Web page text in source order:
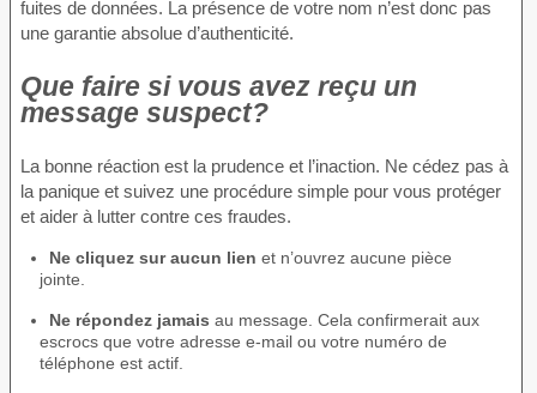
fuites de données. La présence de votre nom n’est donc pas
une garantie absolue d’authenticité.
Que faire si vous avez reçu un
message suspect?
La bonne réaction est la prudence et l’inaction. Ne cédez pas à
la panique et suivez une procédure simple pour vous protéger
et aider à lutter contre ces fraudes.
Ne cliquez sur aucun lien et n’ouvrez aucune pièce
jointe.
Ne répondez jamais au message. Cela confirmerait aux
escrocs que votre adresse e-mail ou votre numéro de
téléphone est actif.